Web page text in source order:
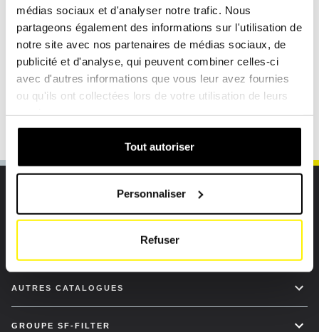
médias sociaux et d'analyser notre trafic. Nous
partageons également des informations sur l'utilisation de
notre site avec nos partenaires de médias sociaux, de
publicité et d'analyse, qui peuvent combiner celles-ci
avec d'autres informations que vous leur avez fournies
ou qu'ils ont collectées lors de votre utilisation de leurs
Tout autoriser
Personnaliser
Refuser
Filtres industriels
Bottom section of top level category enhancement
FILTRE MOBILES
AUTRES CATALOGUES
GROUPE SF-FILTER